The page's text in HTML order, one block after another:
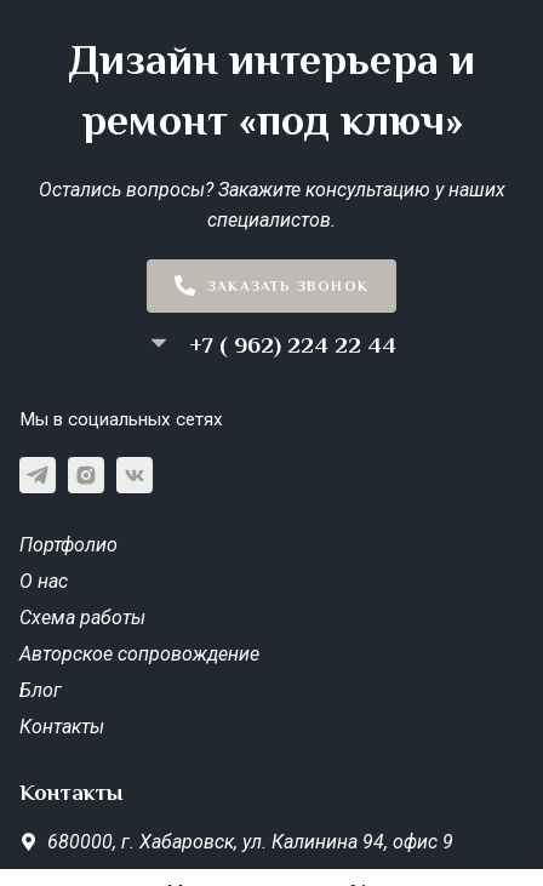
Дизайн интерьера и
ремонт «под ключ»
Остались вопросы? Закажите консультацию у наших
специалистов.
ЗАКАЗАТЬ ЗВОНОК
+7 ( 962) 224 22 44
Мы в социальных сетях
Портфолио
О нас
Схема работы
Авторское сопровождение
Блог
Контакты
Контакты
680000, г. Хабаровск, ул. Калинина 94, офис 9